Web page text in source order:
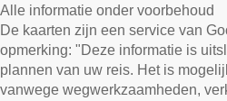
Alle informatie onder voorbehoud
De kaarten zijn een service van
opmerking: "Deze informatie is
plannen van uw reis. Het is
vanwege wegwerkzaamheden,